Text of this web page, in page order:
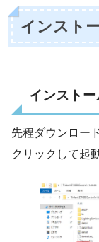
インスト
インスト
先程ダウンロー
クリックして起